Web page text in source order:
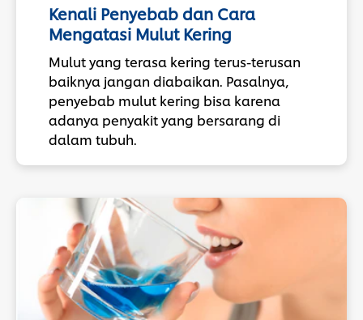
Kenali Penyebab dan Cara
Mengatasi Mulut Kering
Mulut yang terasa kering terus-terusan
baiknya jangan diabaikan. Pasalnya,
penyebab mulut kering bisa karena
adanya penyakit yang bersarang di
dalam tubuh.